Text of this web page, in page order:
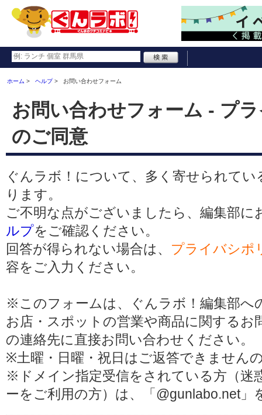
ホーム ヘルプ お問い合わせフォーム
お問い合わせフォーム - プ
のご同意
ぐんラボ！について、多く寄せられてい
ります。
ご不明な点がございましたら、編集部
ルプをご確認ください。
回答が得られない場合は、 プライバシポ
容をご入力ください。
※このフォームは、ぐんラボ！編集部へ
お店・スポットの営業や商品に関する
の連絡先に直接お問い合わせください。
※土曜・日曜・祝日はご返答できません
※ドメイン指定受信をされている方（迷
ーをご利用の方）は、「@gunlabo.net」